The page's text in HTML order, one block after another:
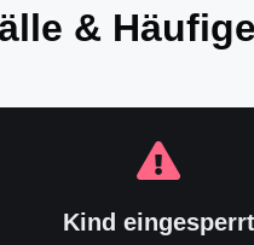
&
Kind eingesperrt